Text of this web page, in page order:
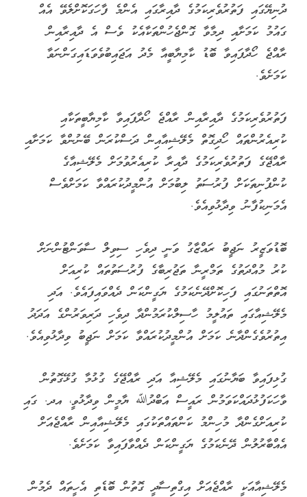
ދުނިޔޭގައި ފަތުރުވެރިކަމުގެ ދާއިރާގައި އެންމެ ފާހަގަކޮށްލެވޭ އެއް
ގައުމު ކަމަށާއި ދިމާވާ ގޮންޖެހުންތަކާއެކު ވެސް އެ ދާއިރާއިން
ރާއްޖެ ހޯދާފައިވާ ބޮޑު ކާމިޔާބީއާ މެދު އަޖައިބުވެވަޑައިގަންނަވާ
ކަމަށެވެ.
ފަތުރުވެރިކަމުގެ ދާއިރާއިން ރާއްޖެ ހޯދާފައިވާ ކާމިޔާބީތަކާއި
ކުރިއެރުންތައް ހޯދިގޮތް މެލޭޝިއާއިން ދަސްކުރަން ބޭނުންވާ ކަމަށާއި
ރާއްޖޭގެ ފަތުރުވެރިކަމުގެ ދާއިރާ ކުރިއެރުވުމަށް މެލޭޝިއާގެ
ކުންފުނިތަކަށް ފުރުސަތު ލިބުމަށް އުންމީދުކުރައްވާ ކަމަށްވެސް
އެމަނިކުފާނު ވިދާޅުވިއެވެ.
ބޮޑުވަޒީރު ނަޖީބު ރައްޒާގު ވަނީ ދިވެހި ސިވިލް ސާވަންޓުންނަށް
ކުރު މުއްދަތުގެ ތަމްރީނާ ތަޖުރިބާގެ ފުރުސަތުތައް ކުރިއަށް
އޮތްތަނުގައި ފަހިކޮށްދޭނެކަމުގެ ޔަގީންކަން ދެއްވައިފައެވެ. އަދި
މެލޭޝިއާގައި ތައުލީމު ހާސިލްކުރަމުންދާ ދިވެހި ދަރިވަރުންގެ އަދަދު
އިތުރުވެގެންދާނެ ކަމަށް އުންމީދުކުރައްވާ ކަމަށް ނަޖީބު ވިދާޅުވިއެވެ.
ގުޅިފައިވާ ބަޔާނުގައި މެލޭޝިއާ އަދި ރާއްޖޭގެ ގުޅުމާ ގުޅޭގޮތުން
ވާހަކަފުޅުދައްކަވަމުން ރައީސް އަބްދުﷲ ޔާމީން ވިދާޅުވީ، އދ. ގައި
ކުރިއަށްގެންދާ މުހިންމު ކަންތައްތަކުގައި މެލޭޝިއާއިން ރާއްޖެއަށް
އެއްބާރުލުން ދޭނެކަމުގެ ޔަގީންކަން ދެއްވާފައިވާ ކަމަށެވެ.
މެލޭޝިއާއަކީ ރާއްޖެއަށް އިގްތިސާދީ ގޮތުން ބޮޑެތި އެހީތައް ދެމުން